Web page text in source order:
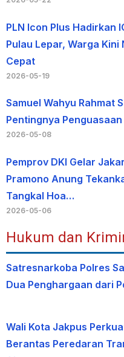
PLN Icon Plus Hadirkan
Pulau Lepar, Warga
Cepat
2026-05-19
Samuel Wahyu Rahmat
Pentingnya Penguasaan
2026-05-08
Pemprov DKI Gelar
Pramono Anung
Tangkal Hoa…
2026-05-06
Hukum dan
Satresnarkoba Polres
Dua Penghargaan dari
Wali Kota Jakpus
Berantas Peredaran